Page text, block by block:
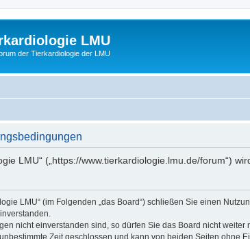
LMU
der Tierkardiologie der LMU
LMU“ („https://www.tierkardiologie.lmu.de/forum“)
LMU“ (im Folgenden „das Board“) schließen Sie einen
nicht einverstanden sind, so dürfen Sie das Board nicht